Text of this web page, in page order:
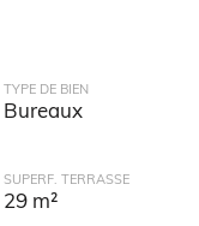
TYPE DE BIEN
Bureaux
SUPERF. TERRASSE
29 m²